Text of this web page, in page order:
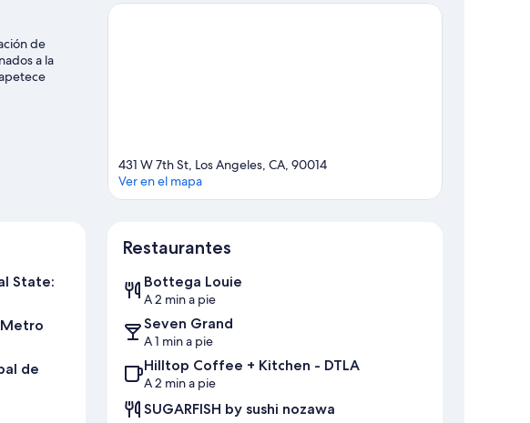
de
a la
de Los
431 W 7th St, Los Angeles, CA, 90014
Ver en el mapa
State:
de
Restaurantes
Bottega Louie
A 2 min a pie
Seven Grand
A 1 min a pie
Hilltop Coffee + Kitchen - DTLA
A 2 min a pie
SUGARFISH by sushi nozawa